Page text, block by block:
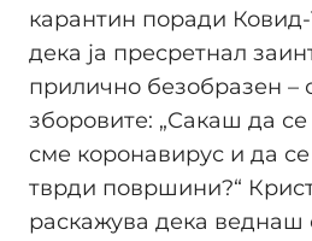
карантин поради Ковид-
дека ја пресретнал
прилично безобразен –
зборовите: „Сакаш да
сме коронавирус и да
тврди површини?“
раскажува дека веднаш